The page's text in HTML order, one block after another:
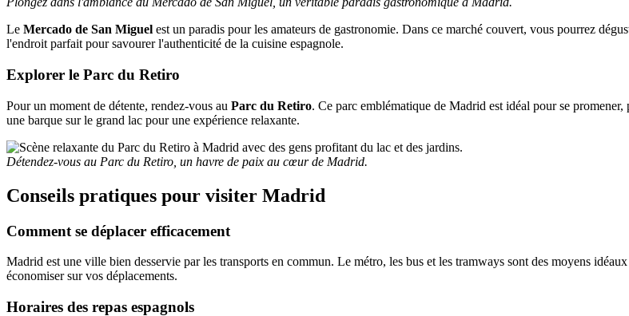
Le Mercado de San Miguel est un paradis pour les amateurs de gastronomie. Dans ce marché couvert, vous pourrez
l'endroit parfait pour savourer l'authenticité de la cuisine espagnole.
Explorer le Parc du Retiro
Pour un moment de détente, rendez-vous au Parc du Retiro. Ce parc emblématique de Madrid est idéal pour se
une barque sur le grand lac pour une expérience relaxante.
Détendez-vous au Parc du Retiro, un havre de paix au cœur de Madrid.
Conseils pratiques pour visiter Madrid
Comment se déplacer efficacement
Madrid est une ville bien desservie par les transports en commun. Le métro, les bus et les tramways sont des moyens
économiser sur vos déplacements.
Horaires des repas espagnols